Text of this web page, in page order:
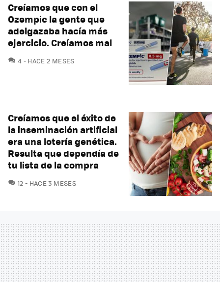
Creíamos que con el
Ozempic la gente que
adelgazaba hacía más
ejercicio. Creíamos mal
4 COMENTARIOS
HACE 2 MESES
Creíamos que el éxito de
la inseminación artificial
era una lotería genética.
Resulta que dependía de
tu lista de la compra
12 COMENTARIOS
HACE 3 MESES